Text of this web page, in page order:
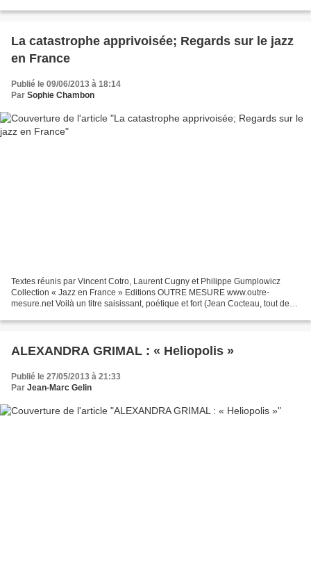
La catastrophe apprivoisée; Regards sur le jazz
en France
Publié le 09/06/2013 à 18:14
Par Sophie Chambon
Textes réunis par Vincent Cotro, Laurent Cugny et Philippe Gumplowicz
Collection « Jazz en France » Editions OUTRE MESURE www.outre-
mesure.net Voilà un titre saisissant, poétique et fort (Jean Cocteau, tout de
ALEXANDRA GRIMAL : « Heliopolis »
Publié le 27/05/2013 à 21:33
Par Jean-Marc Gelin